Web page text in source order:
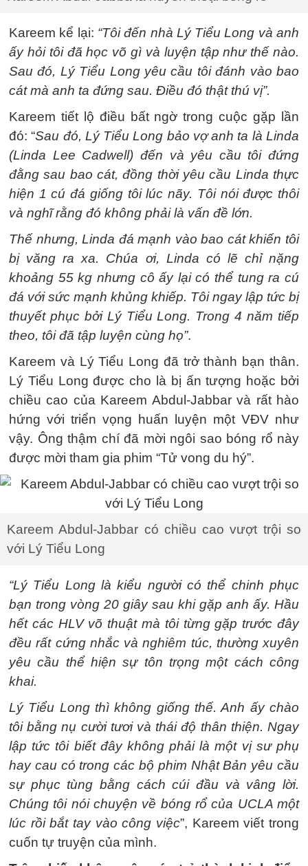
Kareem kể lại: “Tôi đến nhà Lý Tiểu Long và anh
ấy hỏi tôi đã học võ gì và luyện tập như thế nào.
Sau đó, Lý Tiểu Long yêu cầu tôi đánh vào bao
cát mà anh ta đứng sau. Điều đó thật thú vị”.
Kareem tiết lộ điều bất ngờ trong cuộc gặp lần
đó: “Sau đó, Lý Tiểu Long bảo vợ anh ta là Linda
(Linda Lee Cadwell) đến và yêu cầu tôi đứng
đằng sau bao cát, đồng thời yêu cầu Linda thực
hiện 1 cú đá giống tôi lúc nãy. Tôi nói được thôi
và nghĩ rằng đó không phải là vấn đề lớn.
Thế nhưng, Linda đá mạnh vào bao cát khiến tôi
bị văng ra xa. Chúa ơi, Linda có lẽ chỉ nặng
khoảng 55 kg nhưng cô ấy lại có thể tung ra cú
đá với sức mạnh khủng khiếp. Tôi ngay lập tức bị
thuyết phục bởi Lý Tiểu Long. Trong 4 năm tiếp
theo, tôi đã tập luyện cùng họ”.
Kareem và Lý Tiểu Long đã trở thành bạn thân.
Lý Tiểu Long được cho là bị ấn tượng hoặc bởi
chiều cao của Kareem Abdul-Jabbar và rất hào
hứng với triển vọng huấn luyện một VĐV như
vậy. Ông thậm chí đã mời ngôi sao bóng rổ này
được mời tham gia phim “Tử vong du hý”.
Kareem Abdul-Jabbar có chiều cao vượt trội so
với Lý Tiểu Long
“Lý Tiểu Long là kiểu người có thể chinh phục
bạn trong vòng 20 giây sau khi gặp anh ấy. Hầu
hết các HLV võ thuật mà tôi từng gặp trước đây
đều rất cứng nhắc và nghiêm túc, thường xuyên
yêu cầu thể hiện sự tôn trọng một cách công
khai.
Lý Tiểu Long thì không giống thế. Anh ấy chào
tôi bằng nụ cười tươi và thái độ thân thiện. Ngay
lập tức tôi biết đây không phải là một vị sư phụ
hay cau có trong các bộ phim Nhật Bản yêu cầu
sự phục tùng bằng cách cúi đầu và vâng lời.
Chúng tôi nói chuyện về bóng rổ của UCLA một
lúc rồi bắt tay vào công việc”, Kareem viết trong
cuốn tự truyện của mình.